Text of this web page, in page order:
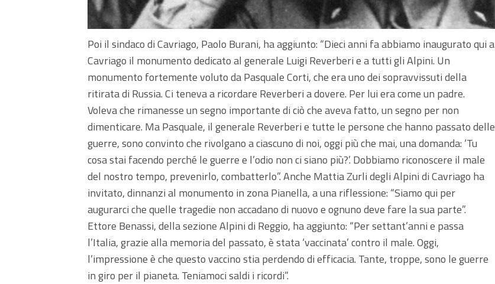
Poi il sindaco di Cavriago, Paolo Burani, ha aggiunto: “Dieci anni fa abbiamo inaugurato qui a
Cavriago il monumento dedicato al generale Luigi Reverberi e a tutti gli Alpini. Un
monumento fortemente voluto da Pasquale Corti, che era uno dei sopravvissuti della
ritirata di Russia. Ci teneva a ricordare Reverberi a dovere. Per lui era come un padre.
Voleva che rimanesse un segno importante di ciò che aveva fatto, un segno per non
dimenticare. Ma Pasquale, il generale Reverberi e tutte le persone che hanno passato delle
guerre, sono convinto che rivolgano a ciascuno di noi, oggi più che mai, una domanda: ‘Tu
cosa stai facendo perché le guerre e l’odio non ci siano più?’. Dobbiamo riconoscere il male
del nostro tempo, prevenirlo, combatterlo”. Anche Mattia Zurli degli Alpini di Cavriago ha
invitato, dinnanzi al monumento in zona Pianella, a una riflessione: “Siamo qui per
augurarci che quelle tragedie non accadano di nuovo e ognuno deve fare la sua parte”.
Ettore Benassi, della sezione Alpini di Reggio, ha aggiunto: “Per settant’anni e passa
l’Italia, grazie alla memoria del passato, è stata ‘vaccinata’ contro il male. Oggi,
l’impressione è che questo vaccino stia perdendo di efficacia. Tante, troppe, sono le guerre
in giro per il pianeta. Teniamoci saldi i ricordi”.